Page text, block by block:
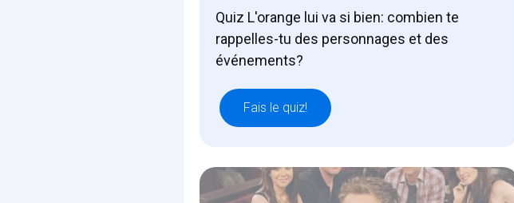
Quiz L'orange lui va si bien: combien te
rappelles-tu des personnages et des
événements?
Fais le quiz!